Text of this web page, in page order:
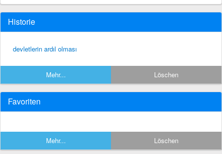
Historie
devletlerin ardıl olması
Mehr... Löschen
Favoriten
Mehr... Löschen